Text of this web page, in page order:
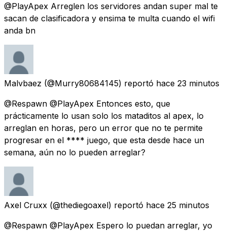
@PlayApex Arreglen los servidores andan super mal te
sacan de clasificadora y ensima te multa cuando el wifi
anda bn
Malvbaez (@Murry80684145) reportó hace 23 minutos
@Respawn @PlayApex Entonces esto, que
prácticamente lo usan solo los mataditos al apex, lo
arreglan en horas, pero un error que no te permite
progresar en el **** juego, que esta desde hace un
semana, aún no lo pueden arreglar?
Axel Cruxx (@thediegoaxel) reportó hace 25 minutos
@Respawn @PlayApex Espero lo puedan arreglar, yo